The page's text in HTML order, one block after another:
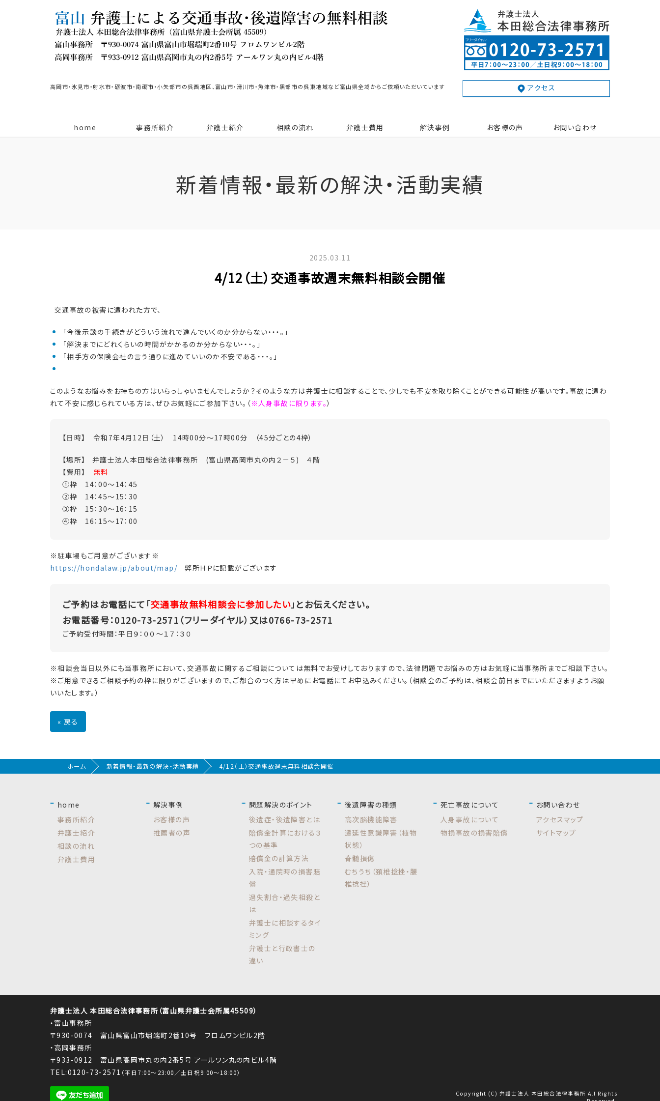
高岡市・氷見市・射水市・砺波市・南砺市・小矢部市の呉西地区、富山市・滑川市・魚津市・黒部市の呉東地域など富山県全域からご依頼いただいています アクセス
home 事務所紹介 弁護士紹介 相談の流れ 弁護士費用 解決事例 お客様の声 お問い合わせ
新着情報・最新の解決・活動実績
2025.03.11
4/12（土）交通事故週末無料相談会開催
交通事故の被害に遭われた方で、
「今後示談の手続きがどういう流れで進んでいくのか分からない・・・。」
「解決までにどれくらいの時間がかかるのか分からない・・・。」
「相手方の保険会社の言う通りに進めていいのか不安である・・・。」
このようなお悩みをお持ちの方はいらっしゃいませんでしょうか？そのような方は弁護士に相談することで、少しでも不安を取り除くことができる可能性が高いです。事故に遭わ
れて不安に感じられている方は、ぜひお気軽にご参加下さい。（※人身事故に限ります。）
【日時】 令和7年4月12日（土） 14時00分～17時00分 （45分ごとの4枠）
【場所】 弁護士法人本田総合法律事務所 (富山県高岡市丸の内２－５) ４階
【費用】 無料
①枠 14：00～14：45
②枠 14：45～15：30
③枠 15：30～16：15
④枠 16：15～17：00
※駐車場もご用意がございます※
https://hondalaw.jp/about/map/ 弊所ＨＰに記載がございます
ご予約はお電話にて「交通事故無料相談会に参加したい」とお伝えください。
お電話番号：0120-73-2571（フリーダイヤル）又は0766-73-2571
ご予約受付時間：平日９：００～１７：３０
※相談会当日以外にも当事務所において、交通事故に関するご相談については無料でお受けしておりますので、法律問題でお悩みの方はお気軽に当事務所までご相談下さい。
※ご用意できるご相談予約の枠に限りがございますので、ご都合のつく方は早めにお電話にてお申込みください。（相談会のご予約は、相談会前日までにいただきますようお願
いいたします。）
« 戻る
ホーム 新着情報・最新の解決・活動実績 4/12（土）交通事故週末無料相談会開催
home
事務所紹介
弁護士紹介
相談の流れ
弁護士費用
解決事例
お客様の声
推薦者の声
問題解決のポイント
後遺症・後遺障害とは
賠償金計算における３
つの基準
賠償金の計算方法
入院・通院時の損害賠
償
過失割合・過失相殺と
は
弁護士に相談するタイ
ミング
弁護士と行政書士の
違い
後遺障害の種類
高次脳機能障害
遷延性意識障害（植物
状態）
脊髄損傷
むちうち（頚椎捻挫・腰
椎捻挫）
死亡事故について
人身事故について
物損事故の損害賠償
お問い合わせ
アクセスマップ
サイトマップ
弁護士法人 本田総合法律事務所（富山県弁護士会所属45509）
・富山事務所
〒930-0074 富山県富山市堀端町2番10号 フロムワンビル2階
・高岡事務所
〒933-0912 富山県高岡市丸の内2番5号 アールワン丸の内ビル4階
TEL:0120-73-2571 （平日7:00～23:00／土日祝9:00～18:00）
Copyright (C) 弁護士法人 本田総合法律事務所 All Rights